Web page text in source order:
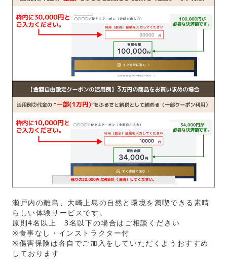
瀬戸内の離島、大崎上島の自然と環境を満喫できる素晴
らしい体験サービスです。
原則4名以上 3名以下の場合はご相談ください
※食事なし・インストラクター付
※傷害保険は各自でご加入をしていただくようおすすめ
しております